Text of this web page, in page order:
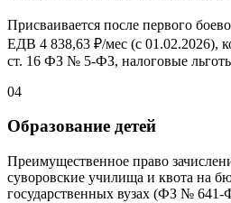
Присваивается после первого
ЕДВ 4 838,63 ₽/мес (с 01.02.2026),
ст. 16 ФЗ № 5-ФЗ, налоговые
04
Образование детей
Преимущественное право
суворовские училища и квота на
государственных вузах (ФЗ № 641-